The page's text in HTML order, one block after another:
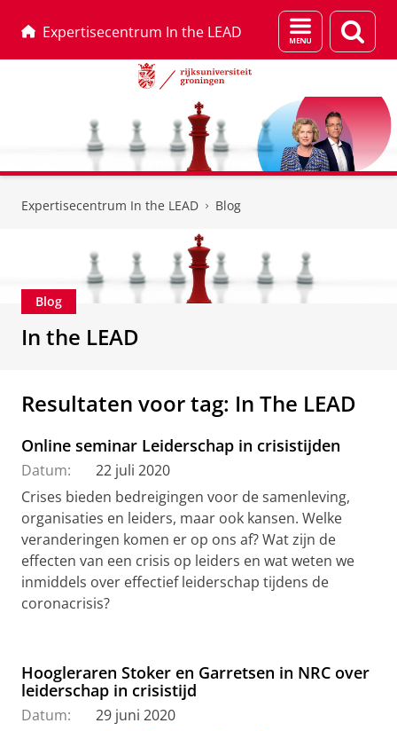
Expertisecentrum In the LEAD
Menu
en
Expertisecentrum In the LEAD Blog
Blog
In the LEAD
Resultaten voor tag: In The LEAD
Online seminar Leiderschap in crisistijden
Datum:
22 juli 2020
Crises bieden bedreigingen voor de samenleving,
organisaties en leiders, maar ook kansen. Welke
veranderingen komen er op ons af? Wat zijn de
effecten van een crisis op leiders en wat weten we
inmiddels over effectief leiderschap tijdens de
coronacrisis?
Hoogleraren Stoker en Garretsen in NRC over
leiderschap in crisistijd
Datum:
29 juni 2020